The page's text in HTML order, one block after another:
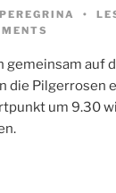
PEREGRINA
gemeinsam auf
die Pilgerrosen
um 9.30